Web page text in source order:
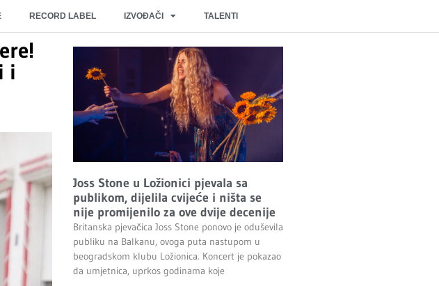
RECORD LABEL IZVOĐAČI TALENTI
i
Joss Stone u Ložionici pjevala sa
publikom, dijelila cvijeće i ništa se
nije promijenilo za ove dvije decenije
Britanska pjevačica Joss Stone ponovo je oduševila
publiku na Balkanu, ovoga puta nastupom u
beogradskom klubu Ložionica. Koncert je pokazao
da umjetnica, uprkos godinama koje